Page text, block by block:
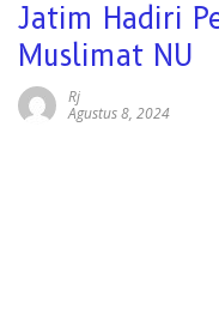
Jatim Hadiri
Muslimat NU
Rj
Agustus 8, 2024